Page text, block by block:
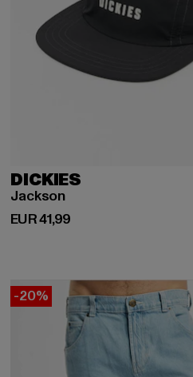
DICKIES
Jackson
EUR 41,99
Huidige prijs: EUR 41,99
-20%